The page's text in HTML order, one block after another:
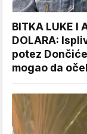
BITKA LUKE I
DOLARA:
potez
mogao da